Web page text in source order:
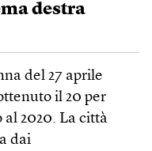
destra
del 27 aprile
il 20 per
2020. La città
dai